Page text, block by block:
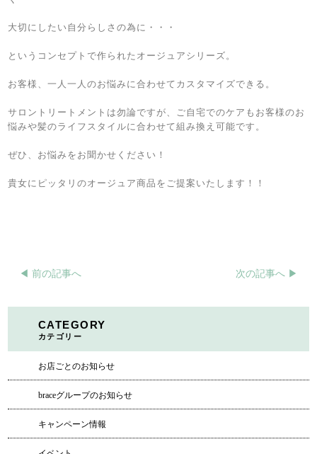
大切にしたい自分らしさの為に・・・
というコンセプトで作られたオージュアシリーズ。
お客様、一人一人のお悩みに合わせてカスタマイズできる。
サロントリートメントは勿論ですが、ご自宅でのケアもお客様のお
悩みや髪のライフスタイルに合わせて組み換え可能です。
ぜひ、お悩みをお聞かせください！
貴女にピッタリのオージュア商品をご提案いたします！！
◀︎ 前の記事へ 次の記事へ ▶︎
CATEGORY
カテゴリー
お店ごとのお知らせ
braceグループのお知らせ
キャンペーン情報